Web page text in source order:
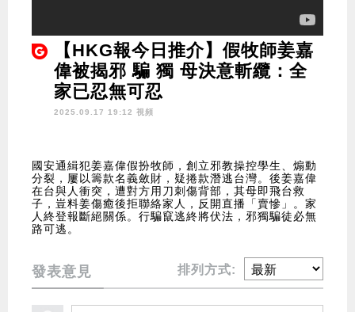
【HKG報今日推介】假牧師姜嘉
偉被揭邪 騙 獨 母決意斬纜：全
家已忍無可忍
2025.09.17 19:12 視頻
國安通緝犯姜嘉偉假扮牧師，創立邪教操控學生、煽動
分裂，屢以籌款名義斂財，疑捲款潛逃台灣。後姜嘉偉
在台與人衝突，遭對方用刀刺傷背部，其母即飛台救
子，豈料姜傷癒後拒聯絡家人，反開直播「賣慘」。家
人終登報斷絕關係。行騙竄逃終將伏法，邪獨騙徒必無
路可逃。
發表意見 排列方式: